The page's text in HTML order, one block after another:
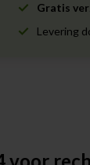
Gratis
Levering